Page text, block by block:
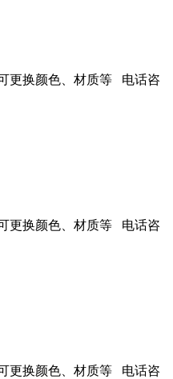
更换颜色、材质等 电话咨
更换颜色、材质等 电话咨
更换颜色、材质等 电话咨